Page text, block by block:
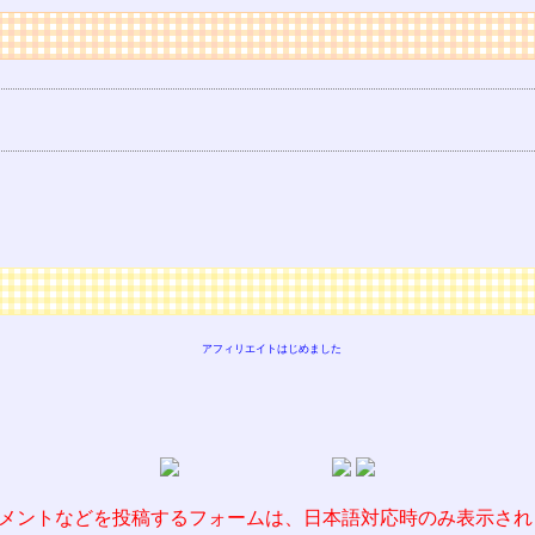
アフィリエイトはじめました
ントなどを投稿するフォームは、日本語対応時のみ表示さ